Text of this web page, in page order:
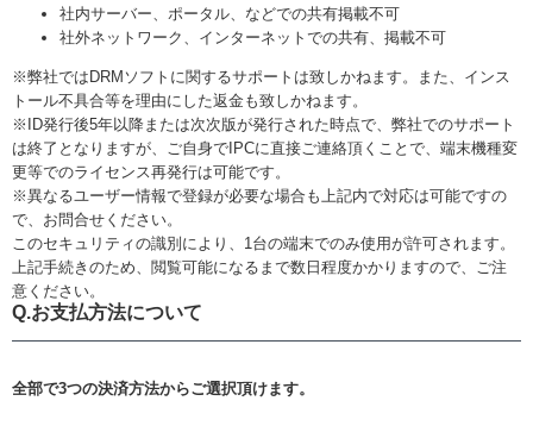
社内サーバー、ポータル、などでの共有掲載不可
社外ネットワーク、インターネットでの共有、掲載不可
※弊社ではDRMソフトに関するサポートは致しかねます。また、インス
トール不具合等を理由にした返金も致しかねます。
※ID発行後5年以降または次次版が発行された時点で、 弊社でのサポート
は終了となりますが、ご自身でIPCに直接ご連絡頂くことで、端末機種変
更等でのライセンス再発行は可能です。
※異なるユーザー情報で登録が必要な場合も上記内で対応は可能ですの
で、お問合せください。
このセキュリティの識別により、1台の端末でのみ使用が許可されます。
上記手続きのため、閲覧可能になるまで数日程度かかりますので、ご注
意ください。
Q.お支払方法について
全部で3つの決済方法からご選択頂けます。